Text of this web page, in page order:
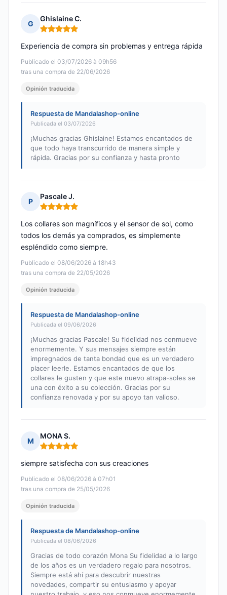
G
Ghislaine C.
Nota: 5 de 5
Publicado el 03/07/2026 à 09h56
tras una compra de 22/06/2026
Experiencia de compra sin problemas y entrega rápida
Opinión traducida
Respuesta de Mandalashop-online
Publicada el 03/07/2026
¡Muchas gracias Ghislaine! Estamos encantados de
que todo haya transcurrido de manera simple y
rápida. Gracias por su confianza y hasta pronto
P
Pascale J.
Nota: 5 de 5
Publicado el 08/06/2026 à 18h43
tras una compra de 22/05/2026
Los collares son magníficos y el sensor de sol, como
todos los demás ya comprados, es simplemente
espléndido como siempre.
Opinión traducida
Respuesta de Mandalashop-online
Publicada el 09/06/2026
¡Muchas gracias Pascale! Su fidelidad nos conmueve
enormemente. Y sus mensajes siempre están
impregnados de tanta bondad que es un verdadero
placer leerle. Estamos encantados de que los
collares le gusten y que este nuevo atrapa-soles se
una con éxito a su colección. Gracias por su
confianza renovada y por su apoyo tan valioso.
M
MONA S.
Nota: 5 de 5
Publicado el 08/06/2026 à 07h01
tras una compra de 25/05/2026
siempre satisfecha con sus creaciones
Opinión traducida
Respuesta de Mandalashop-online
Publicada el 08/06/2026
Gracias de todo corazón Mona Su fidelidad a lo largo
de los años es un verdadero regalo para nosotros.
Siempre está ahí para descubrir nuestras
novedades, compartir su entusiasmo y apoyar